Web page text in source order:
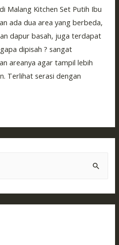
Malang Kitchen Set Putih Ibu
ada dua area yang berbeda,
dapur basah, juga terdapat
dipisah ? sangat
areanya agar tampil lebih
Terlihat serasi dengan